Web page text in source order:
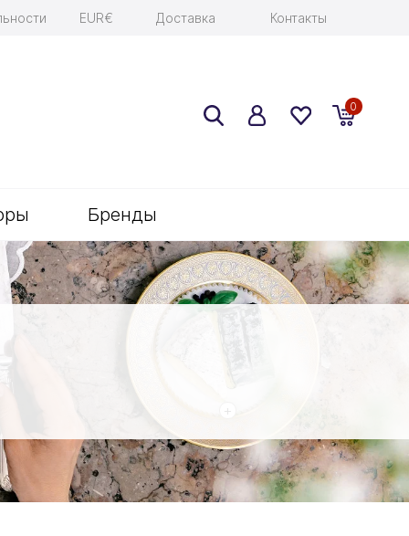
EUR€ Доставка Контакты
0
Бренды
+